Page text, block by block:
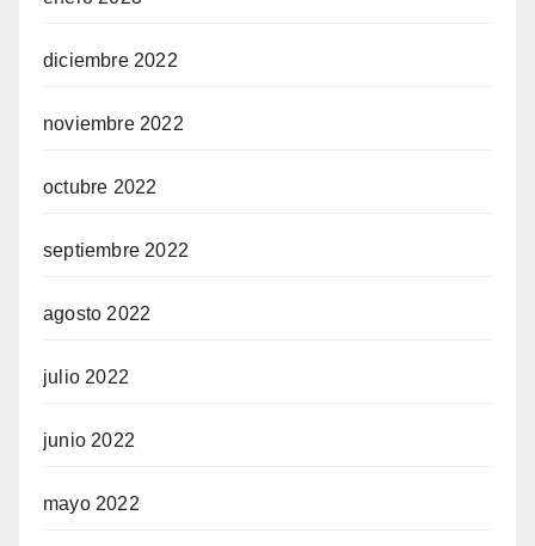
diciembre 2022
noviembre 2022
octubre 2022
septiembre 2022
agosto 2022
julio 2022
junio 2022
mayo 2022